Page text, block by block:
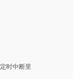
时中断里